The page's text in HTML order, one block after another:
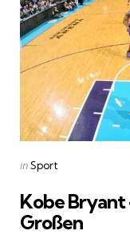
Posted
inSport
Kobe Bryant
Großen